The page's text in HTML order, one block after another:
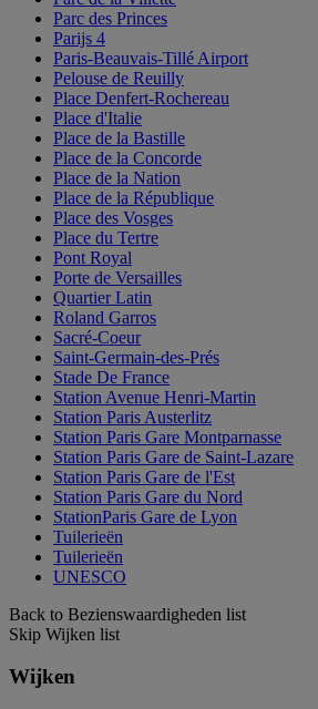
Parc des Princes
Parijs 4
Paris-Beauvais-Tillé Airport
Pelouse de Reuilly
Place Denfert-Rochereau
Place d'Italie
Place de la Bastille
Place de la Concorde
Place de la Nation
Place de la République
Place des Vosges
Place du Tertre
Pont Royal
Porte de Versailles
Quartier Latin
Roland Garros
Sacré-Coeur
Saint-Germain-des-Prés
Stade De France
Station Avenue Henri-Martin
Station Paris Austerlitz
Station Paris Gare Montparnasse
Station Paris Gare de Saint-Lazare
Station Paris Gare de l'Est
Station Paris Gare du Nord
StationParis Gare de Lyon
Tuilerieën
Tuilerieën
UNESCO
Back to Bezienswaardigheden list
Skip Wijken list
Wijken